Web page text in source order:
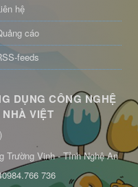
hệ
cáo
feeds
DỤNG CÔNG NGHỆ
VIỆT
)
Trường Vinh - Tỉnh Nghệ An
736